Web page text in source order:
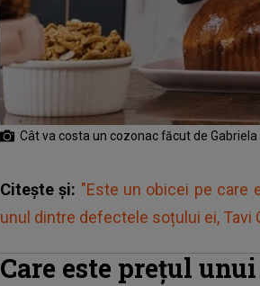
Cât va costa un cozonac făcut de Gabriela
Citește și: "Este un obicei pe care
unul dintre defectele soțului ei, Tavi
Care este prețul